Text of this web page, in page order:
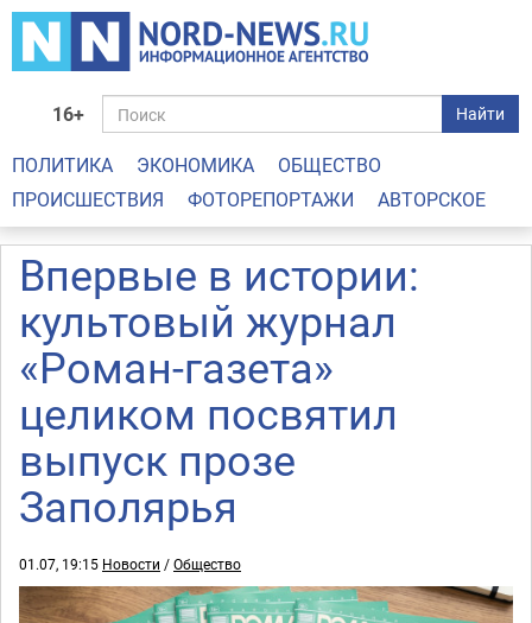
16+ Найти
ПОЛИТИКА ЭКОНОМИКА
ОБЩЕСТВО
ПРОИСШЕСТВИЯ
ФОТОРЕПОРТАЖИ АВТОРСКОЕ
Впервые в истории:
культовый журнал
«Роман-газета»
целиком посвятил
выпуск прозе
Заполярья
01.07, 19:15 Новости /Общество